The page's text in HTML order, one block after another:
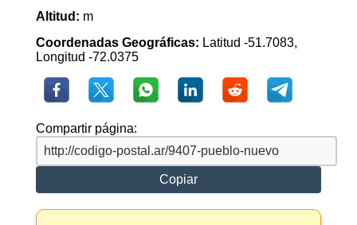
Altitud: m
Coordenadas Geográficas: Latitud -51.7083,
Longitud -72.0375
Compartir página:
Copiar